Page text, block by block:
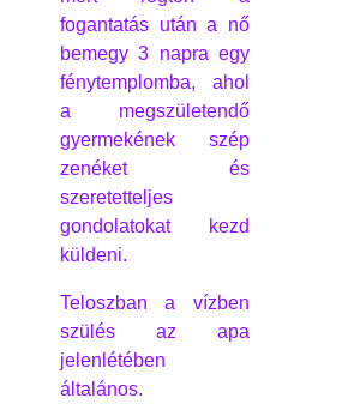
fogantatás után a nő
bemegy 3 napra egy
fénytemplomba, ahol
a megszületendő
gyermekének szép
zenéket és
szeretetteljes
gondolatokat kezd
küldeni.
Teloszban a vízben
szülés az apa
jelenlétében
általános.